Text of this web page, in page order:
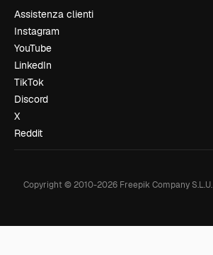
Assistenza clienti
Instagram
YouTube
LinkedIn
TikTok
Discord
X
Reddit
Copyright © 2010-2026Freepik Company S.L.U.